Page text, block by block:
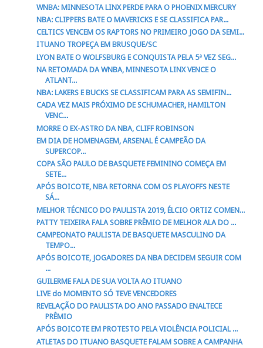
WNBA: MINNESOTA LINX PERDE PARA O PHOENIX MERCURY
NBA: CLIPPERS BATE O MAVERICKS E SE CLASSIFICA PAR...
CELTICS VENCEM OS RAPTORS NO PRIMEIRO JOGO DA SEMI...
ITUANO TROPEÇA EM BRUSQUE/SC
LYON BATE O WOLFSBURG E CONQUISTA PELA 5ª VEZ SEG...
NA RETOMADA DA WNBA, MINNESOTA LINX VENCE O
ATLANT...
NBA: LAKERS E BUCKS SE CLASSIFICAM PARA AS SEMIFIN...
CADA VEZ MAIS PRÓXIMO DE SCHUMACHER, HAMILTON
VENC...
MORRE O EX-ASTRO DA NBA, CLIFF ROBINSON
EM DIA DE HOMENAGEM, ARSENAL É CAMPEÃO DA
SUPERCOP...
COPA SÃO PAULO DE BASQUETE FEMININO COMEÇA EM
SETE...
APÓS BOICOTE, NBA RETORNA COM OS PLAYOFFS NESTE
SÁ...
MELHOR TÉCNICO DO PAULISTA 2019, ÉLCIO ORTIZ COMEN...
PATTY TEIXEIRA FALA SOBRE PRÊMIO DE MELHOR ALA DO ...
CAMPEONATO PAULISTA DE BASQUETE MASCULINO DA
TEMPO...
APÓS BOICOTE, JOGADORES DA NBA DECIDEM SEGUIR COM
...
GUILERME FALA DE SUA VOLTA AO ITUANO
LIVE do MOMENTO SÓ TEVE VENCEDORES
REVELAÇÃO DO PAULISTA DO ANO PASSADO ENALTECE
PRÊMIO
APÓS BOICOTE EM PROTESTO PELA VIOLÊNCIA POLICIAL ...
ATLETAS DO ITUANO BASQUETE FALAM SOBRE A CAMPANHA